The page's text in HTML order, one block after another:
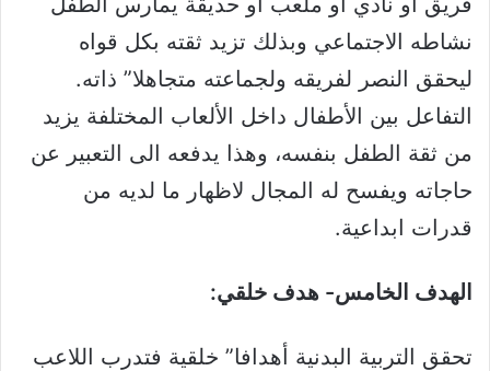
نشاطه الاجتماعي وبذلك تزيد ثقته بكل قواه
ليحقق النصر لفريقه ولجماعته متجاهلا” ذاته.
التفاعل بين الأطفال داخل الألعاب المختلفة يزيد
من ثقة الطفل بنفسه، وهذا يدفعه الى التعبير عن
حاجاته ويفسح له المجال لاظهار ما لديه من
قدرات ابداعية.
الهدف الخامس- هدف خلقي:
تحقق التربية البدنية أهدافا” خلقية فتدرب اللاعب